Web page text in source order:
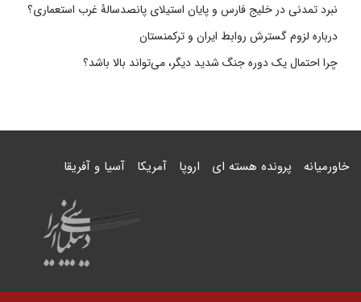
نبرد تمدنی در خلیج فارس و پایان استیلای پانصدسالۀ غرب استعماری؟
درباره لزوم گسترش روابط ایران و ترکمنستان
چرا احتمال یک دوره جنگ شدید دیگر، می‌تواند بالا باشد؟
خاورمیانه پرونده هسته ای اروپا آمریکا آسیا و آفریقا